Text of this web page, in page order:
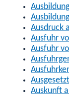
Ausdruck
Ausfuhr
Ausfuhr
Auskunft